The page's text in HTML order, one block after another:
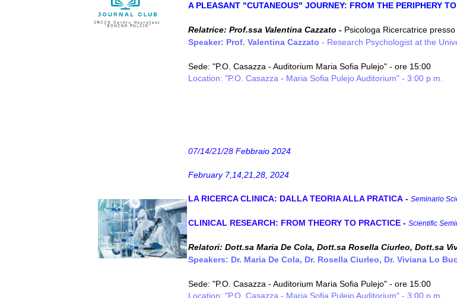
A PLEASANT "CUTANEOUS" JOURNEY: FROM THE PERIPHERY
Relatrice: Prof.ssa Valentina Cazzato - Psicologa Ricercatrice
Speaker: Prof. Valentina Cazzato - Research Psychologist at the
Sede: "P.O. Casazza - Auditorium Maria Sofia Pulejo" - ore 15:00
Location: "P.O. Casazza - Maria Sofia Pulejo Auditorium" - 3:00 p.m.
07/14/21/28 Febbraio 2024
February 7,14,21,28, 2024
LA RICERCA CLINICA: DALLA TEORIA ALLA PRATICA - Seminario
CLINICAL RESEARCH: FROM THEORY TO PRACTICE - Scientific
Relatori: Dott.sa Maria De Cola, Dott.sa Rosella Ciurleo, Dott.sa
Speakers: Dr. Maria De Cola, Dr. Rosella Ciurleo, Dr. Viviana Lo
Sede: "P.O. Casazza - Auditorium Maria Sofia Pulejo" - ore 15:00
Location: "P.O. Casazza - Maria Sofia Pulejo Auditorium" - 3:00 p.m.